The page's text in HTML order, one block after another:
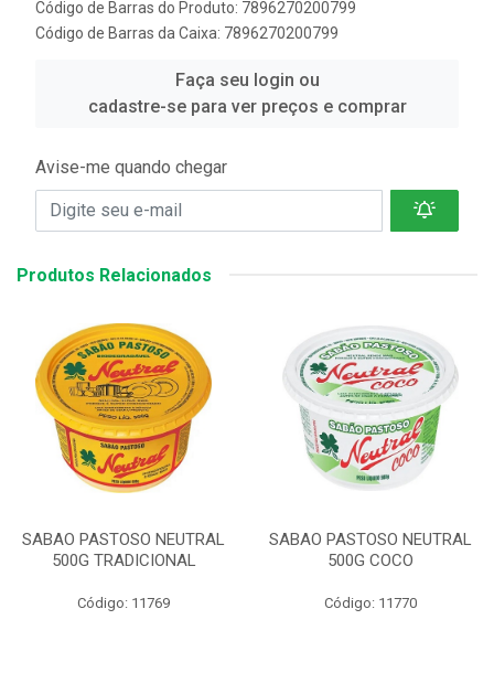
Código de Barras do Produto: 7896270200799
Código de Barras da Caixa: 7896270200799
Faça seu login ou
cadastre-se para ver preços e comprar
Avise-me quando chegar
Produtos Relacionados
SABAO PASTOSO NEUTRAL
500G TRADICIONAL
Código: 11769
SABAO PASTOSO NEUTRAL
500G COCO
Código: 11770